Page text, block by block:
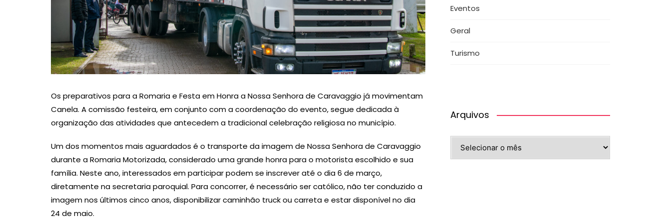
Os preparativos para a Romaria e Festa em Honra a Nossa Senhora de Caravaggio já movimentam
Canela. A comissão festeira, em conjunto com a coordenação do evento, segue dedicada à
organização das atividades que antecedem a tradicional celebração religiosa no município.
Um dos momentos mais aguardados é o transporte da imagem de Nossa Senhora de Caravaggio
durante a Romaria Motorizada, considerado uma grande honra para o motorista escolhido e sua
família. Neste ano, interessados em participar podem se inscrever até o dia 6 de março,
diretamente na secretaria paroquial. Para concorrer, é necessário ser católico, não ter conduzido a
imagem nos últimos cinco anos, disponibilizar caminhão truck ou carreta e estar disponível no dia
24 de maio.
Eventos
Geral
Turismo
Arquivos